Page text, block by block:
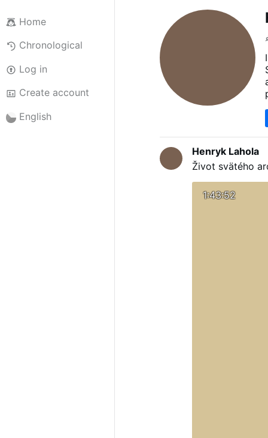
Home
Chronological
Log in
Create account
English
Henryk Lahola
Život svätého
1:43:52